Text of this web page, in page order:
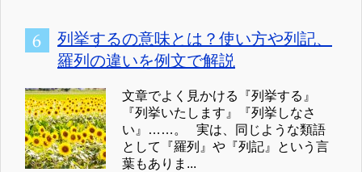
列挙するの意味とは？使い方や列記、
羅列の違いを例文で解説
文章でよく見かける『列挙する』
『列挙いたします』『列挙しなさ
い』……。 実は、同じような類語
として『羅列』や『列記』という言
葉もありま...